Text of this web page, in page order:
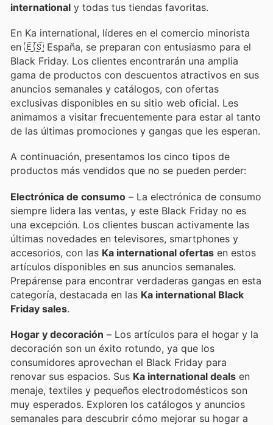
international y todas tus tiendas favoritas.
En Ka international, líderes en el comercio minorista
en 🇪🇸 España, se preparan con entusiasmo para el
Black Friday. Los clientes encontrarán una amplia
gama de productos con descuentos atractivos en sus
anuncios semanales y catálogos, con ofertas
exclusivas disponibles en su sitio web oficial. Les
animamos a visitar frecuentemente para estar al tanto
de las últimas promociones y gangas que les esperan.
A continuación, presentamos los cinco tipos de
productos más vendidos que no se pueden perder:
Electrónica de consumo – La electrónica de consumo
siempre lidera las ventas, y este Black Friday no es
una excepción. Los clientes buscan activamente las
últimas novedades en televisores, smartphones y
accesorios, con las Ka international ofertas en estos
artículos disponibles en sus anuncios semanales.
Prepárense para encontrar verdaderas gangas en esta
categoría, destacada en las Ka international Black
Friday sales.
Hogar y decoración – Los artículos para el hogar y la
decoración son un éxito rotundo, ya que los
consumidores aprovechan el Black Friday para
renovar sus espacios. Sus Ka international deals en
menaje, textiles y pequeños electrodomésticos son
muy esperados. Exploren los catálogos y anuncios
semanales para descubrir cómo mejorar su hogar a